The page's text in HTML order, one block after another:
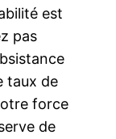
est
pas
taux de
force
de